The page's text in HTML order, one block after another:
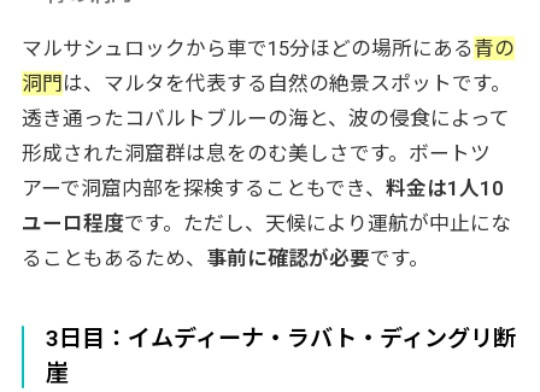
マルサシュロックから車で15分ほどの場所にある青の
洞門 は、マルタを代表する自然の絶景スポットです。
透き通ったコバルトブルーの海と、波の侵食によって
形成された洞窟群は息をのむ美しさです。ボートツ
アーで洞窟内部を探検することもでき、 料金は1人10
ユーロ程度です。ただし、天候により運航が中止にな
ることもあるため、 事前に確認が必要です。
3日目：イムディーナ・ラバト・ディングリ断
崖